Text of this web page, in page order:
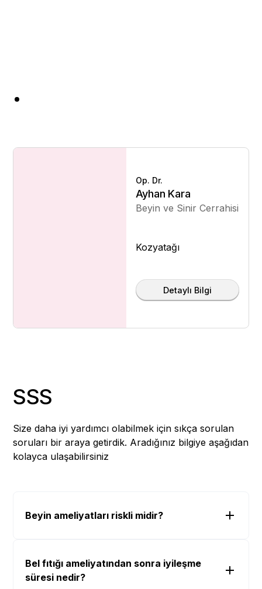
Op. Dr.
Ayhan Kara
Beyin ve Sinir Cerrahisi
Kozyatağı
Detaylı Bilgi
SSS
Size daha iyi yardımcı olabilmek için sıkça sorulan
soruları bir araya getirdik. Aradığınız bilgiye aşağıdan
kolayca ulaşabilirsiniz
Beyin ameliyatları riskli midir?
Bel fıtığı ameliyatından sonra iyileşme
süresi nedir?